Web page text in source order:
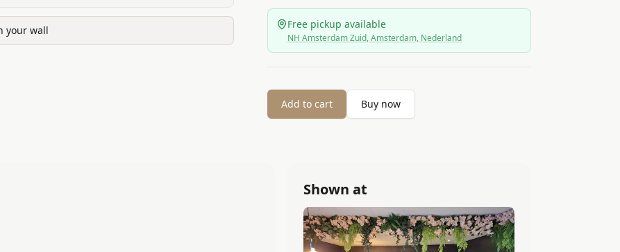
your wall Free pickup available
NH Amsterdam Zuid, Amsterdam, Nederland
Add to cart Buy now
Shown at